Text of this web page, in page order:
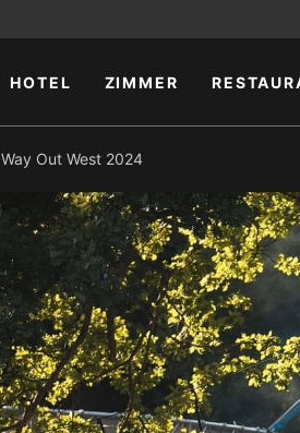
HOTEL ZIMMER
Way Out West 2024